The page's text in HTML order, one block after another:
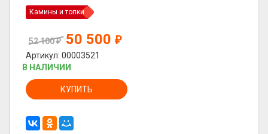
Камины и топки
52 100₽ 50 500 ₽
Артикул: 00003521
В НАЛИЧИИ
КУПИТЬ